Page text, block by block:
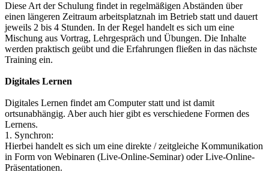
Diese Art der Schulung findet in regelmäßigen Abständen über
einen längeren Zeitraum arbeitsplatznah im Betrieb statt und dauert
jeweils 2 bis 4 Stunden. In der Regel handelt es sich um eine
Mischung aus Vortrag, Lehrgespräch und Übungen. Die Inhalte
werden praktisch geübt und die Erfahrungen fließen in das nächste
Training ein.
Digitales Lernen
Digitales Lernen findet am Computer statt und ist damit
ortsunabhängig. Aber auch hier gibt es verschiedene Formen des
Lernens.
1. Synchron:
Hierbei handelt es sich um eine direkte / zeitgleiche Kommunikation
in Form von Webinaren (Live-Online-Seminar) oder Live-Online-
Präsentationen.